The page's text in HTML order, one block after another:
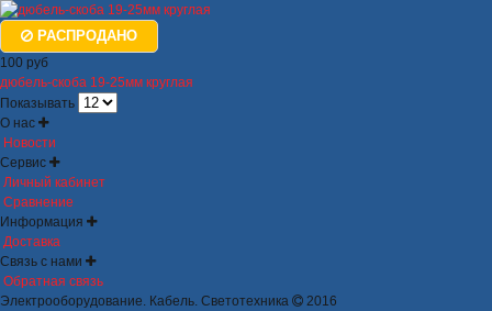
РАСПРОДАНО
100 руб
дюбель-скоба 19-25мм круглая
Показывать
О нас
Новости
Сервис
Личный кабинет
Сравнение
Информация
Доставка
Связь с нами
Обратная связь
Электрооборудование. Кабель. Светотехника
2016